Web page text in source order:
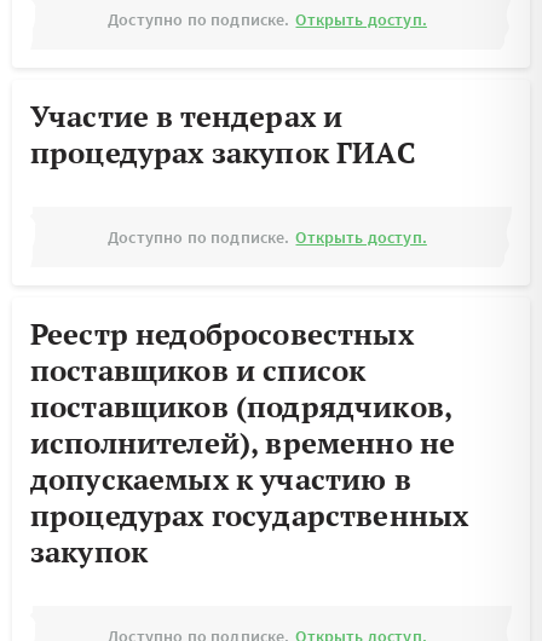
Доступно по подписке. Открыть доступ.
Участие в тендерах и
процедурах закупок ГИАС
Доступно по подписке. Открыть доступ.
Реестр недобросовестных
поставщиков и список
поставщиков (подрядчиков,
исполнителей), временно не
допускаемых к участию в
процедурах государственных
закупок
Доступно по подписке. Открыть доступ.